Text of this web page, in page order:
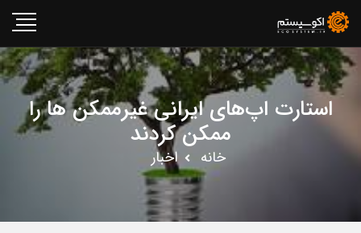
استارت اپ‌های ایرانی غیرممکن ها را
ممکن کردند
خانه اخبار